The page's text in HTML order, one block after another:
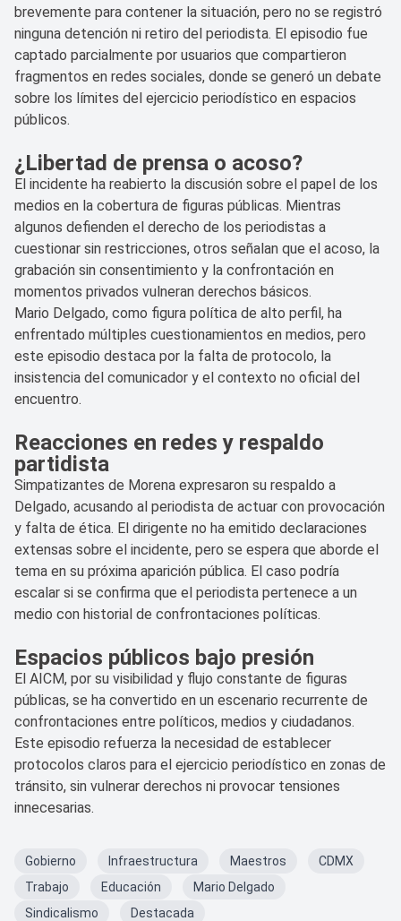
brevemente para contener la situación, pero no se registró
ninguna detención ni retiro del periodista. El episodio fue
captado parcialmente por usuarios que compartieron
fragmentos en redes sociales, donde se generó un debate
sobre los límites del ejercicio periodístico en espacios
públicos.
¿Libertad de prensa o acoso?
El incidente ha reabierto la discusión sobre el papel de los
medios en la cobertura de figuras públicas. Mientras
algunos defienden el derecho de los periodistas a
cuestionar sin restricciones, otros señalan que el acoso, la
grabación sin consentimiento y la confrontación en
momentos privados vulneran derechos básicos.
Mario Delgado, como figura política de alto perfil, ha
enfrentado múltiples cuestionamientos en medios, pero
este episodio destaca por la falta de protocolo, la
insistencia del comunicador y el contexto no oficial del
encuentro.
Reacciones en redes y respaldo
partidista
Simpatizantes de Morena expresaron su respaldo a
Delgado, acusando al periodista de actuar con provocación
y falta de ética. El dirigente no ha emitido declaraciones
extensas sobre el incidente, pero se espera que aborde el
tema en su próxima aparición pública. El caso podría
escalar si se confirma que el periodista pertenece a un
medio con historial de confrontaciones políticas.
Espacios públicos bajo presión
El AICM, por su visibilidad y flujo constante de figuras
públicas, se ha convertido en un escenario recurrente de
confrontaciones entre políticos, medios y ciudadanos.
Este episodio refuerza la necesidad de establecer
protocolos claros para el ejercicio periodístico en zonas de
tránsito, sin vulnerar derechos ni provocar tensiones
innecesarias.
Gobierno Infraestructura Maestros
CDMX
Trabajo
Educación
Mario Delgado
Sindicalismo
Destacada